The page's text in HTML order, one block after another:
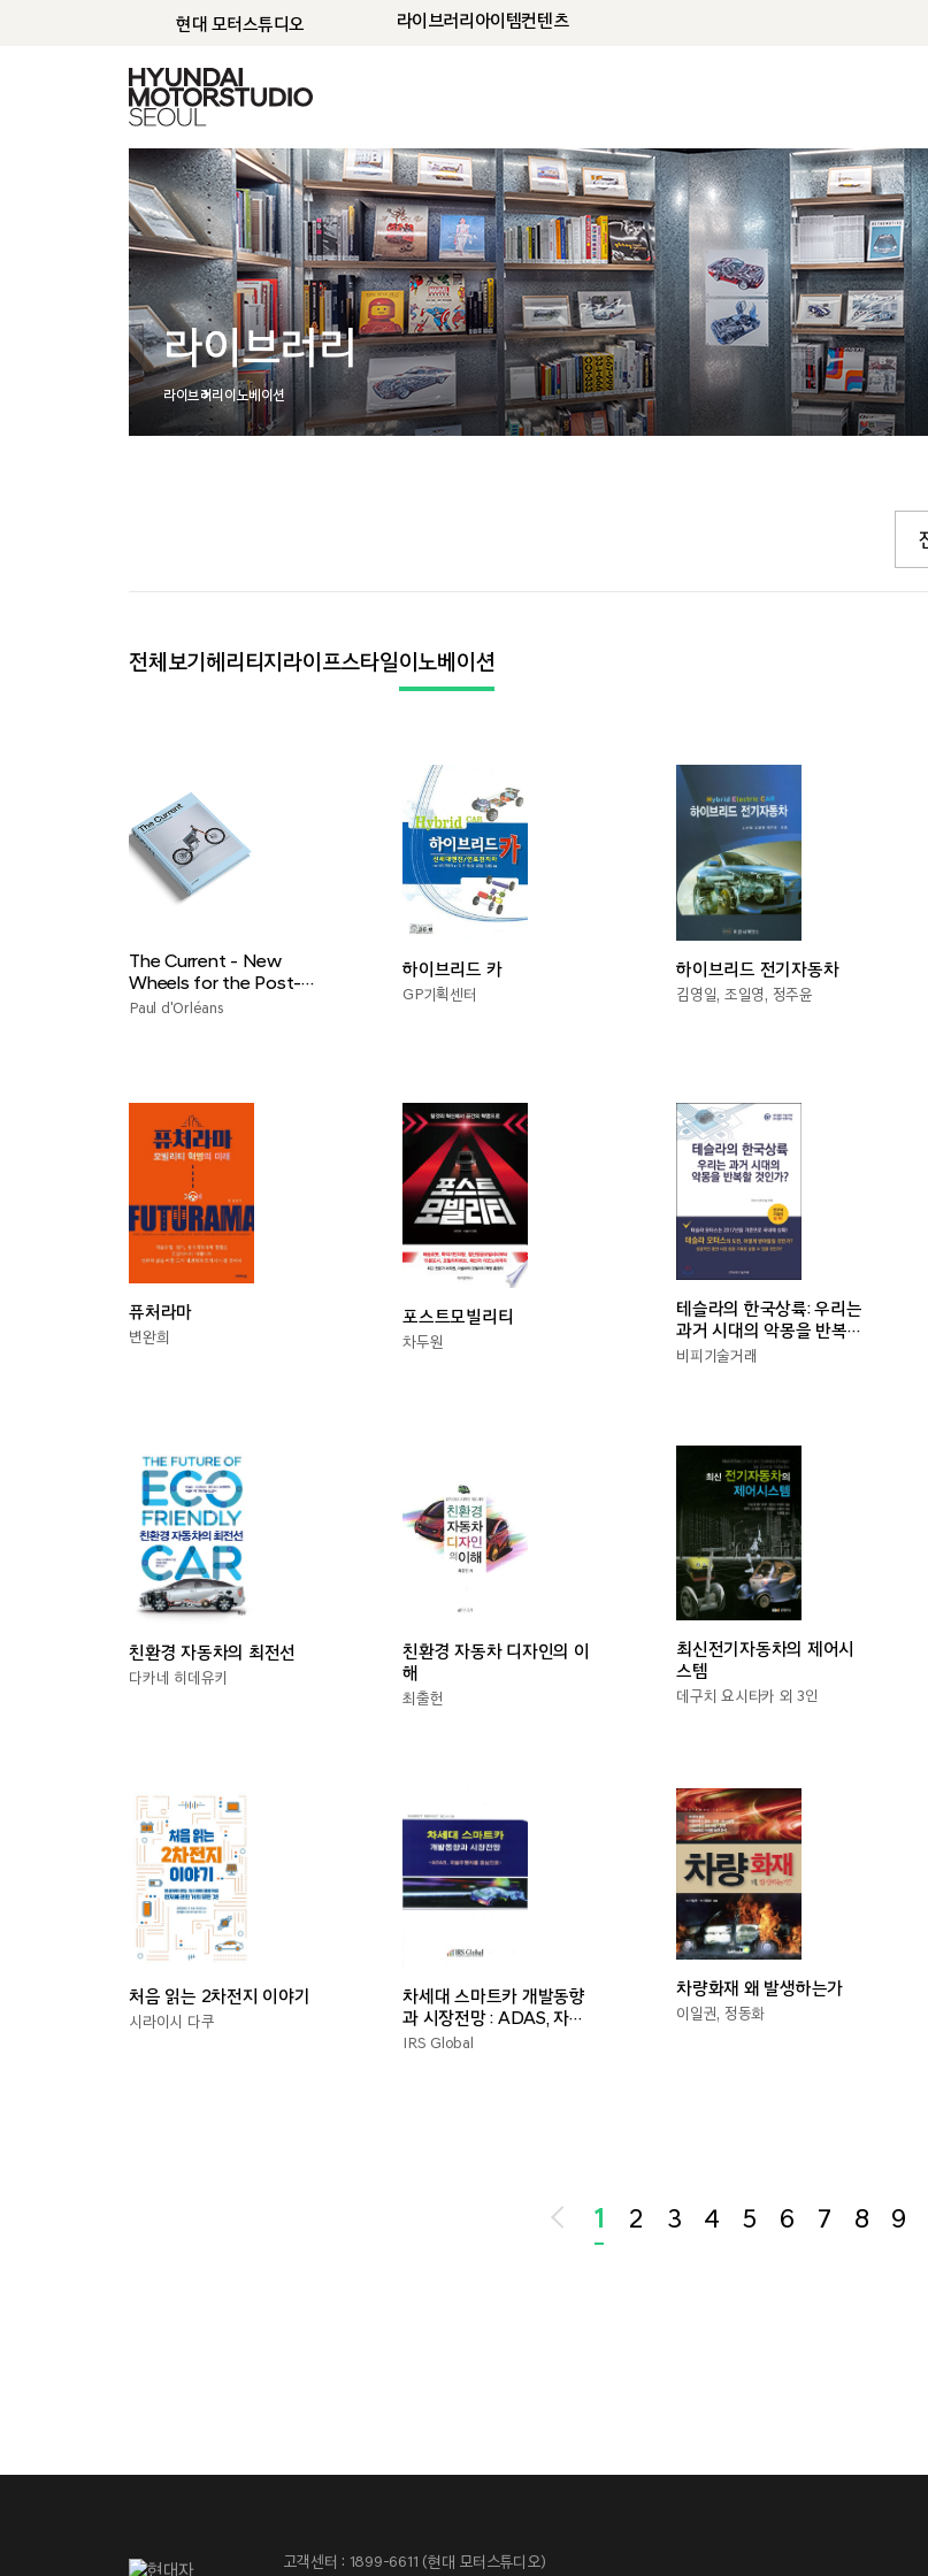
현대 모터스튜디오 라이브러리아이템컨텐츠
라이브러리
라이브러리 이노베이션
전체보기헤리티지라이프스타일이노베이션
The Current - New
Wheels for the Post-
Petrol Age
Paul d'Orléans
하이브리드 카
GP기획센터
하이브리드 전기자동차
김영일, 조일영, 정주윤
퓨처라마
변완희
포스트모빌리티
차두원
테슬라의 한국상륙: 우리는
과거 시대의 악몽을 반복할
것인가?
비피기술거래
친환경 자동차의 최전선
다카네 히데유키
친환경 자동차 디자인의 이
해
최출헌
최신전기자동차의 제어시
스템
데구치 요시타카 외 3인
처음 읽는 2차전지 이야기
시라이시 다쿠
차세대 스마트카 개발동향
과 시장전망 : ADAS, 자율
주행차를 중심으로
IRS Global
차량화재 왜 발생하는가
이일권, 정동화
1 2 3 4 5 6 7 8 9
고객센터 : 1899-6611 (현대 모터스튜디오)